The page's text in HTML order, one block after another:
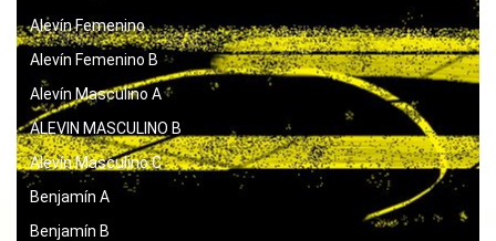
Alevín Femenino
Alevín Femenino B
Alevín Masculino A
ALEVIN MASCULINO B
Alevín Masculino C
Benjamín A
Benjamín B